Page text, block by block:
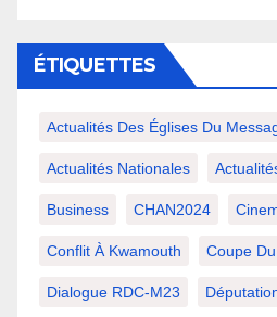
ÉTIQUETTES
Actualités Des Églises Du
Actualités Nationales
Business CHAN2024
Conflit À Kwamouth Coupe
Dialogue RDC-M23